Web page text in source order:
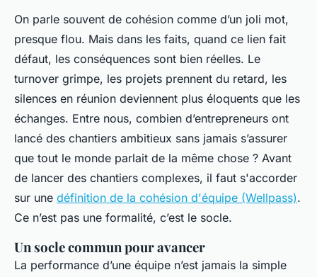
On parle souvent de cohésion comme d’un joli mot,
presque flou. Mais dans les faits, quand ce lien fait
défaut, les conséquences sont bien réelles. Le
turnover grimpe, les projets prennent du retard, les
silences en réunion deviennent plus éloquents que les
échanges. Entre nous, combien d’entrepreneurs ont
lancé des chantiers ambitieux sans jamais s’assurer
que tout le monde parlait de la même chose ? Avant
de lancer des chantiers complexes, il faut s'accorder
sur une définition de la cohésion d'équipe (Wellpass).
Ce n’est pas une formalité, c’est le socle.
Un socle commun pour avancer
La performance d’une équipe n’est jamais la simple